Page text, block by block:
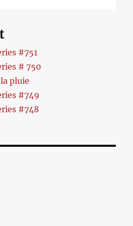
#751
# 750
pluie
#749
#748